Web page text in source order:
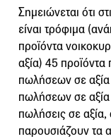
Σημειώνεται ότι
είναι τρόφιμα
προϊόντα
αξία) 45 προϊόντα
πωλήσεων σε
πωλήσεων σε αξία
πωλήσεις σε
παρουσιάζουν τα